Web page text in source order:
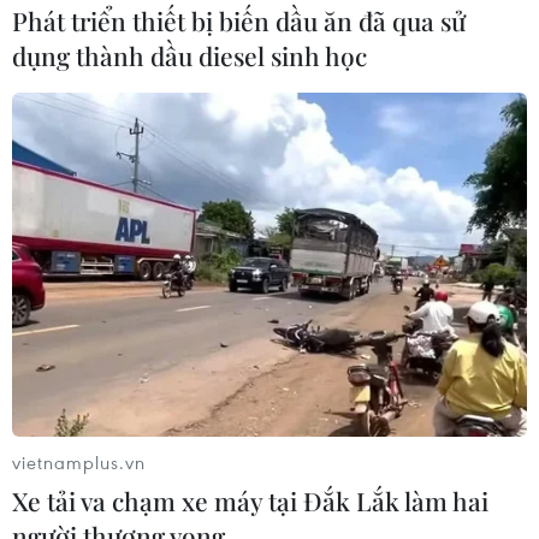
Mua lại Uber: Grab khẳng định thị phần
tại Việt Nam dưới 30%?
07/04/2018 10:16
Trong văn bản trả lời Cục Cạnh tranh và Bảo vệ người
tiêu dùng ngày 5/4/2018, GrabTaxi cho rằng, thị phần
kết hợp của Grab và Uber trên thị trường liên quan tại
Việt Nam được xác định thấp hơn 30%.
Phát triển thiết bị biến dầu ăn đã qua sử
dụng thành dầu diesel sinh học
vietnamplus.vn
Xe tải va chạm xe máy tại Đắk Lắk làm hai